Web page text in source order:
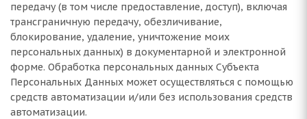
передачу (в том числе предоставление, доступ), включая
трансграничную передачу, обезличивание,
блокирование, удаление, уничтожение моих
персональных данных) в документарной и электронной
форме. Обработка персональных данных Субъекта
Персональных Данных может осуществляться с помощью
средств автоматизации и/или без использования средств
автоматизации.